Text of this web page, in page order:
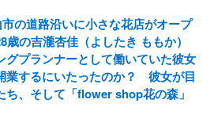
の道路沿いに小さな花店がオープ
の吉瀧杏佳（よしたき ももか）
グプランナーとして働いていた彼女
業するにいたったのか？ 彼女が目
、そして「flower shop花の森」